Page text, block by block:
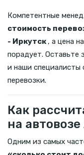
Компетентные
стоимость
- Иркутск , а цена
порадует. Оставьте
и наши специалисты
перевозки.
Как
на
Одним из самых